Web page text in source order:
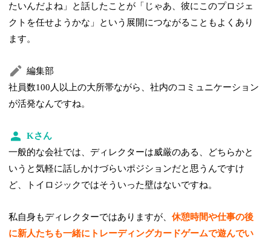
たいんだよね」と話したことが「じゃあ、彼にこのプロジェ
クトを任せようかな」という展開につながることもよくあり
ます。
編集部
社員数100人以上の大所帯ながら、社内のコミュニケーション
が活発なんですね。
Kさん
一般的な会社では、ディレクターは威厳のある、どちらかと
いうと気軽に話しかけづらいポジションだと思うんですけ
ど、トイロジックではそういった壁はないですね。
私自身もディレクターではありますが、休憩時間や仕事の後
に新人たちも一緒にトレーディングカードゲームで遊んでい